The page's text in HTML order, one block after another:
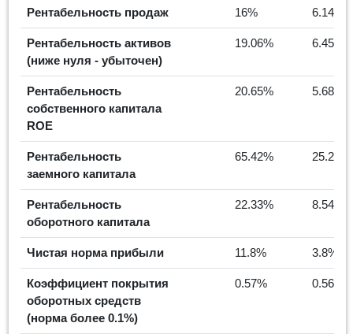
Рентабельность продаж 16% 6.14%
Рентабельность активов
(ниже нуля - убыточен)
19.06% 6.45%
Рентабельность
собственного капитала
ROE
20.65% 5.68%
Рентабельность
заемного капитала
65.42% 25.29%
Рентабельность
оборотного капитала
22.33% 8.54%
Чистая норма прибыли 11.8% 3.8%
Коэффициент покрытия
оборотных средств
(норма более 0.1%)
0.57% 0.56%